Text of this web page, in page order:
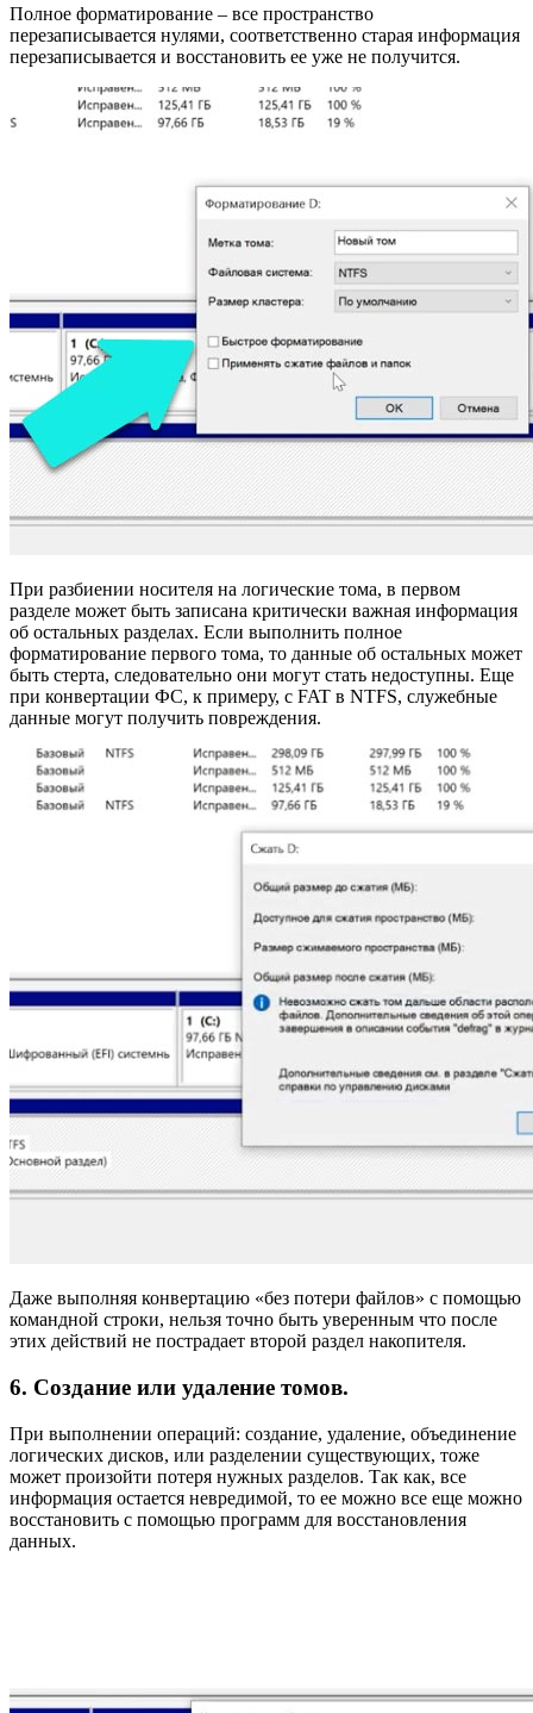
Полное форматирование – все пространство
перезаписывается нулями, соответственно старая информация
перезаписывается и восстановить ее уже не получится.
При разбиении носителя на логические тома, в первом
разделе может быть записана критически важная информация
об остальных разделах. Если выполнить полное
форматирование первого тома, то данные об остальных может
быть стерта, следовательно они могут стать недоступны. Еще
при конвертации ФС, к примеру, с FAT в NTFS, служебные
данные могут получить повреждения.
Даже выполняя конвертацию «без потери файлов» с помощью
командной строки, нельзя точно быть уверенным что после
этих действий не пострадает второй раздел накопителя.
6. Создание или удаление томов.
При выполнении операций: создание, удаление, объединение
логических дисков, или разделении существующих, тоже
может произойти потеря нужных разделов. Так как, все
информация остается невредимой, то ее можно все еще можно
восстановить с помощью программ для восстановления
данных.